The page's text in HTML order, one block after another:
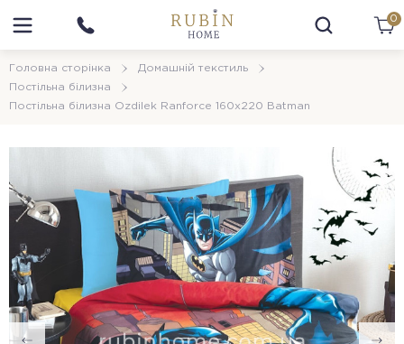
0
Головна сторінка
Домашній текстиль
Постільна білизна
Постільна білизна Ozdilek Ranforce 160х220 Batman